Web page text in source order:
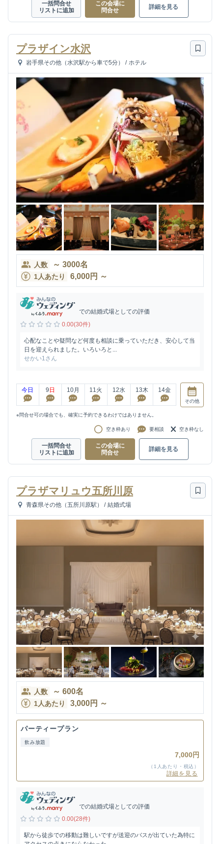
一括問合せ
リストに追加
この会場に
問合せ
詳細を見る
プラザイン水沢
岩手県その他（水沢駅から車で5分） / ホテル
人数 ～ 3000名
1人あたり 6,000円 ～
での結婚式場としての評価
0.00(30件)
心配なことや疑問など何度も相談に乗っていただき、安心して当
日を迎えられました。いろいろと...
せかい1さん
今日 9 日 10月 11火 12水 13木 14金
その他
※問合せ可の場合でも、確実に予約できるわけではありません。
空き枠あり 要相談 空き枠なし
一括問合せ
リストに追加
この会場に
問合せ
詳細を見る
プラザマリュウ五所川原
青森県その他（五所川原駅） / 結婚式場
人数 ～ 600名
1人あたり 3,000円 ～
パーティープラン
飲み放題
7,000円
（1人あたり・税込）
詳細を見る
での結婚式場としての評価
0.00(28件)
駅から徒歩での移動は難しいですが送迎のバスが出ていた為特に